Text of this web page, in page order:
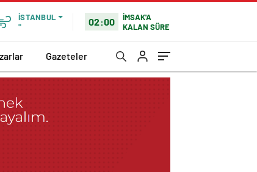
İSTANBUL
°
02:00
İMSAK'A
KALAN SÜRE
Gazeteler